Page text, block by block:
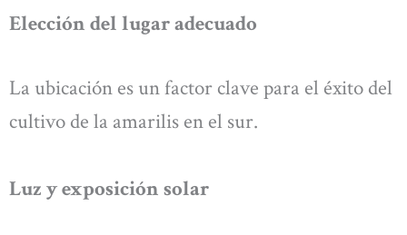
Elección del lugar adecuado
La ubicación es un factor clave para el éxito del
cultivo de la amarilis en el sur.
Luz y exposición solar